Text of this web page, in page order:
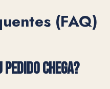
(FAQ)
CHEGA?